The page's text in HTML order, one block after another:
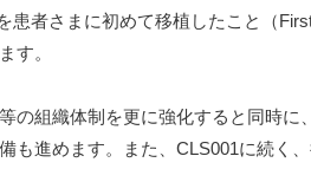
者さまに初めて移植したこと（
す。
の組織体制を更に強化すると同時に
も進めます。また、CLS001に続く